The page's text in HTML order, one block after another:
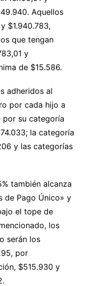
Aquellos
$1.940.783,
que tengan
y
de $15.586.
adheridos al
por cada hijo a
por su categoría
la categoría
y las categorías
también alcanza
de Pago Único» y
el tope de
los
serán los
por
$515.930 y